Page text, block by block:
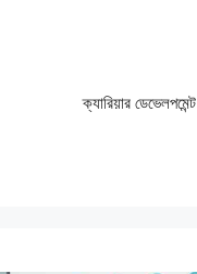
ক্যারিয়ার ডেভেলপমেন্ট